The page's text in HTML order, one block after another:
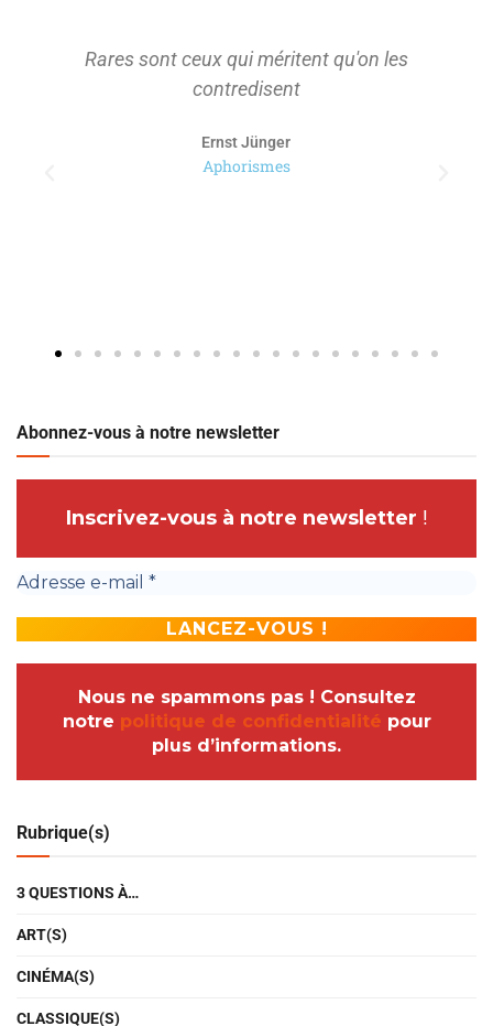
Rares sont ceux qui méritent qu'on les
contredisent
Ernst Jünger
Aphorismes
Abonnez-vous à notre newsletter
Inscrivez-vous à notre newsletter !
Nous ne spammons pas ! Consultez
notre politique de confidentialité pour
plus d’informations.
Rubrique(s)
3 QUESTIONS À…
ART(S)
CINÉMA(S)
CLASSIQUE(S)